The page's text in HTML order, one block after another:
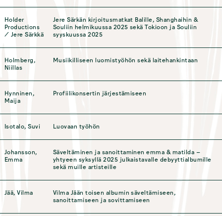
Holder
Productions
/ Jere Särkkä
Jere Särkän kirjoitusmatkat Balille, Shanghaihin &
Souliin helmikuussa 2025 sekä Tokioon ja Souliin
syyskuussa 2025
Holmberg,
Niillas
Musiikilliseen luomistyöhön sekä laitehankintaan
Hynninen,
Maija
Profiilikonsertin järjestämiseen
Isotalo, Suvi Luovaan työhön
Johansson,
Emma
Säveltäminen ja sanoittaminen emma & matilda –
yhtyeen syksyllä 2025 julkaistavalle debyyttialbumille
sekä muille artisteille
Jää, Vilma
Vilma Jään toisen albumin säveltämiseen,
sanoittamiseen ja sovittamiseen